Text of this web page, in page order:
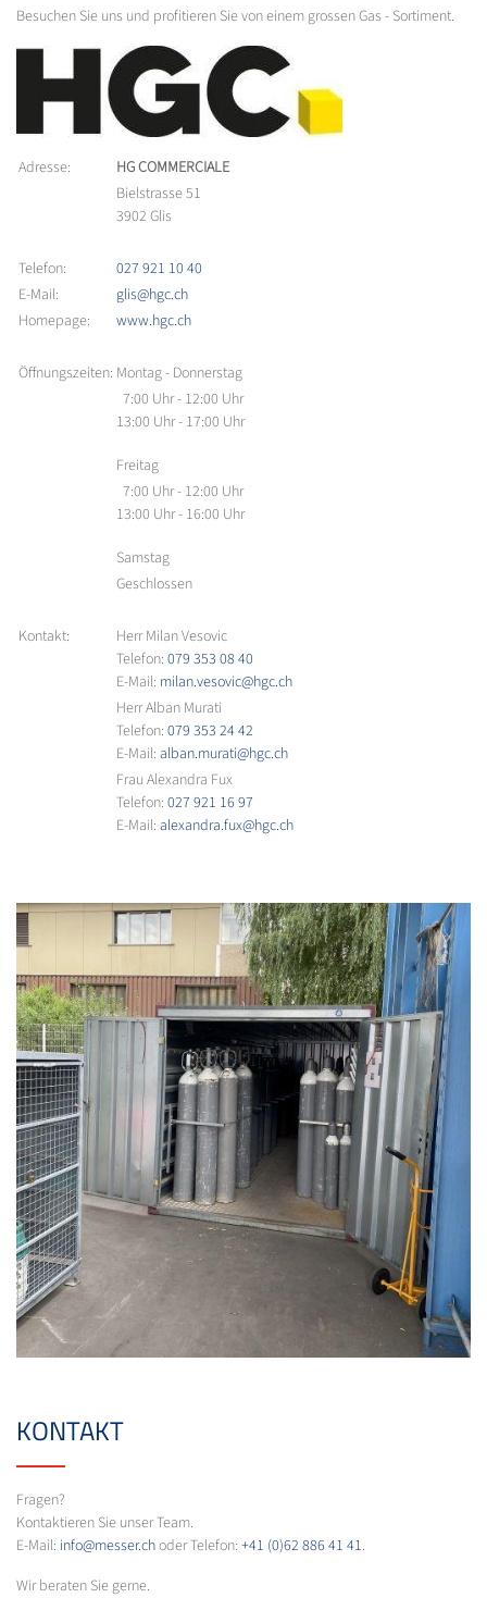
Besuchen Sie uns und profitieren Sie von einem grossen Gas - Sortiment.
Adresse:
HG COMMERCIALE
Bielstrasse 51
3902 Glis
Telefon:
027 921 10 40
E-Mail:
glis@hgc.ch
Homepage:
www.hgc.ch
Öffnungszeiten: Montag - Donnerstag
7:00 Uhr - 12:00 Uhr
13:00 Uhr - 17:00 Uhr
Freitag
7:00 Uhr - 12:00 Uhr
13:00 Uhr - 16:00 Uhr
Samstag
Geschlossen
Kontakt:
Herr Milan Vesovic
Telefon: 079 353 08 40
E-Mail: milan.vesovic@hgc.ch
Herr Alban Murati
Telefon: 079 353 24 42
E-Mail: alban.murati@hgc.ch
Frau Alexandra Fux
Telefon: 027 921 16 97
E-Mail: alexandra.fux@hgc.ch
KONTAKT
Fragen?
Kontaktieren Sie unser Team.
E-Mail: info@messer.choder Telefon: +41 (0)62 886 41 41.
Wir beraten Sie gerne.